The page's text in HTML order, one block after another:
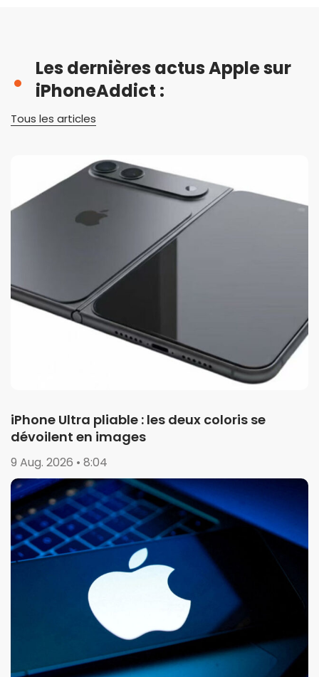
Les dernières actus Apple sur
iPhoneAddict :
Tous les articles
iPhone Ultra pliable : les deux coloris se
dévoilent en images
9 Aug. 2026 • 8:04